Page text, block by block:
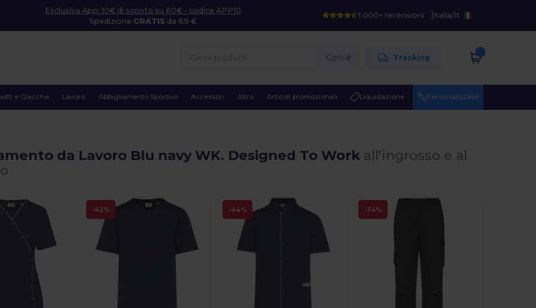
Esclusiva App: 10€ di sconto su 80€ - codice APP10
Spedizione GRATIS da 69 €
1.000+ recensioni Italia/It
Cerca Tracking
e Giacche Lavoro Abbigliamento Sportivo Accessori Altro Articoli promozionali Liquidazione Personalizzalo!
da Lavoro Blu navy WK. Designed To Work all'ingrosso e al
-42% -44% -34%